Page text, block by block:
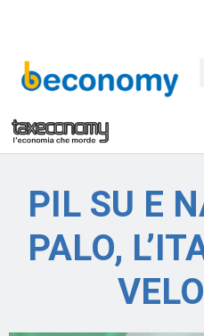
PIL SU E
PALO,